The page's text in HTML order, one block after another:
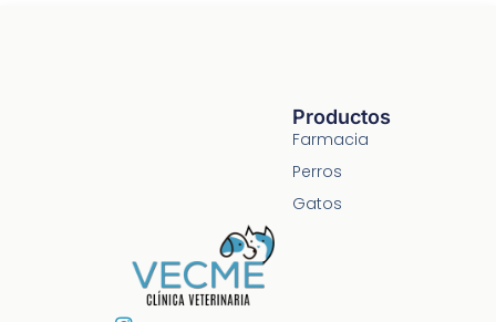
Productos
Farmacia
Perros
Gatos